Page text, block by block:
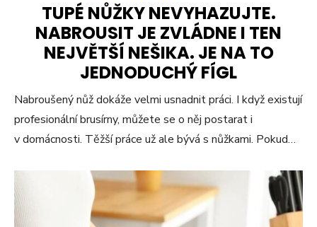
TUPÉ NŮŽKY NEVYHAZUJTE.
NABROUSIT JE ZVLÁDNE I TEN
NEJVĚTŠÍ NEŠIKA. JE NA TO
JEDNODUCHÝ FÍGL
Nabroušený nůž dokáže velmi usnadnit práci. I když existují
profesionální brusírny, můžete se o něj postarat i
v domácnosti. Těžší práce už ale bývá s nůžkami. Pokud…